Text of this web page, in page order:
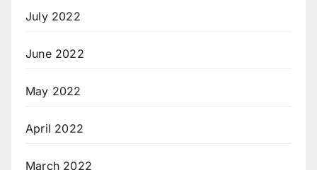
July 2022
June 2022
May 2022
April 2022
March 2022